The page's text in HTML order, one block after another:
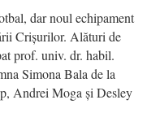
dar noul echipament
Crișurilor. Alături de
prof. univ. dr. habil.
Simona Bala de la
Andrei Moga și Desley